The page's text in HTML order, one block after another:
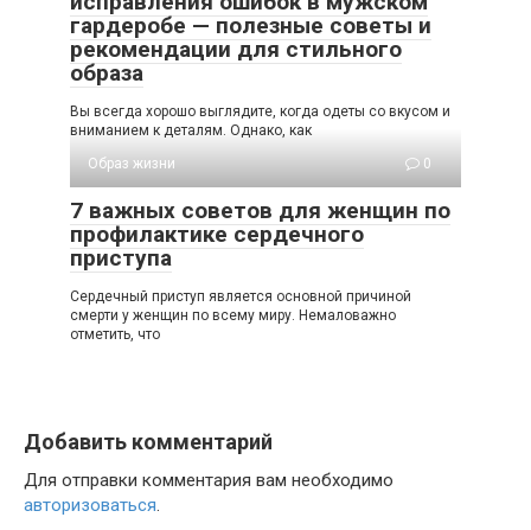
гардеробе — полезные советы и
рекомендации для стильного
образа
Вы всегда хорошо выглядите, когда одеты со вкусом и
вниманием к деталям. Однако, как
Образ жизни
0
7 важных советов для женщин по
профилактике сердечного
приступа
Сердечный приступ является основной причиной
смерти у женщин по всему миру. Немаловажно
отметить, что
Добавить комментарий
Для отправки комментария вам необходимо
авторизоваться